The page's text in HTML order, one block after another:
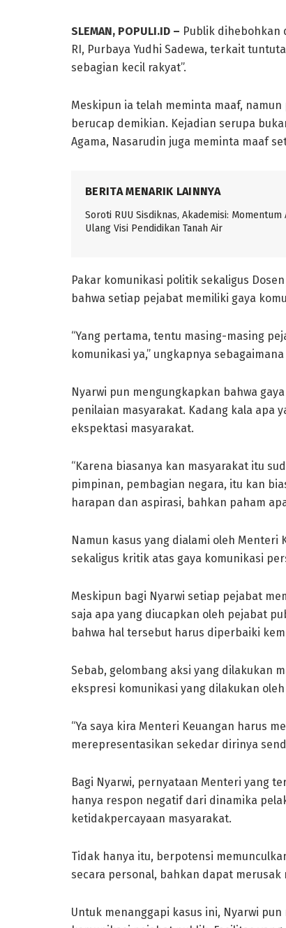
SLEMAN, POPULI.ID – Publik dihebohkan
RI, Purbaya Yudhi Sadewa, terkait
sebagian kecil rakyat”.
Meskipun ia telah meminta maaf,
berucap demikian. Kejadian serupa
Agama, Nasarudin juga meminta maaf
BERITA MENARIK LAINNYA
Soroti RUU Sisdiknas, Akademisi: Momentum
Ulang Visi Pendidikan Tanah Air
Pakar komunikasi politik sekaligus
bahwa setiap pejabat memiliki gaya
“Yang pertama, tentu masing-masing
komunikasi ya,” ungkapnya
Nyarwi pun mengungkapkan bahwa
penilaian masyarakat. Kadang kala apa
ekspektasi masyarakat.
“Karena biasanya kan masyarakat itu
pimpinan, pembagian negara, itu kan
harapan dan aspirasi, bahkan paham
Namun kasus yang dialami oleh
sekaligus kritik atas gaya komunikasi
Meskipun bagi Nyarwi setiap pejabat
saja apa yang diucapkan oleh pejabat
bahwa hal tersebut harus diperbaiki
Sebab, gelombang aksi yang dilakukan
ekspresi komunikasi yang dilakukan
“Ya saya kira Menteri Keuangan harus
merepresentasikan sekedar dirinya
Bagi Nyarwi, pernyataan Menteri yang
hanya respon negatif dari dinamika
ketidakpercayaan masyarakat.
Tidak hanya itu, berpotensi
secara personal, bahkan dapat merusak
Untuk menanggapi kasus ini, Nyarwi